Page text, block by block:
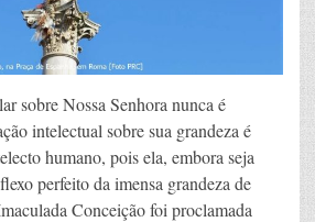
sobre Nossa Senhora nunca é
intelectual sobre sua grandeza é
humano, pois ela, embora seja
perfeito da imensa grandeza de
Conceição foi proclamada